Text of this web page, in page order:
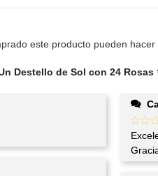
Destello de Sol con 24 Rosas
este producto pueden hacer